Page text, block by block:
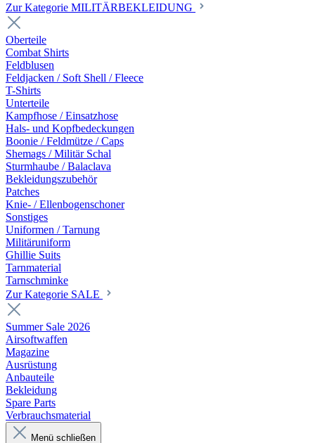
Zur Kategorie MILITÄRBEKLEIDUNG
Oberteile
Combat Shirts
Feldblusen
Feldjacken / Soft Shell / Fleece
T-Shirts
Unterteile
Kampfhose / Einsatzhose
Hals- und Kopfbedeckungen
Boonie / Feldmütze / Caps
Shemags / Militär Schal
Sturmhaube / Balaclava
Bekleidungszubehör
Patches
Knie- / Ellenbogenschoner
Sonstiges
Uniformen / Tarnung
Militäruniform
Ghillie Suits
Tarnmaterial
Tarnschminke
Zur Kategorie SALE
Summer Sale 2026
Airsoftwaffen
Magazine
Ausrüstung
Anbauteile
Bekleidung
Spare Parts
Verbrauchsmaterial
Menü schließen